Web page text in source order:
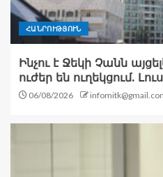
ՀԱՆՐՈՒԹՅՈՒՆ
Ինչու է Ջեկի Չանն
ուժեր են ուղեկցում.
06/08/2026